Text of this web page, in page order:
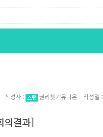
작성자 : 권리찾기유니온 작성일 :
의결과]